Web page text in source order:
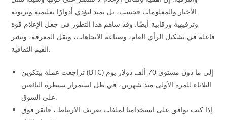
الأخبار والمعلومات فحسب، بل تمتد لتؤدي أدوارًا تعليمية وتربوية
وترفيهية ورقابية أيضًا. وقد ساهم هذا التطور في جعل الإعلام قوة
فاعلة في تشكيل الرأي العام، وصناعة الاتجاهات، ونقل المعرفة، ونشر
القيم الثقافية.
تراجعت عملة بيتكوين (BTC) إلى ما دون مستوى 70 ألف دولار يوم
الثلاثاء للمرة الأولى منذ شهرين، في ظل استمرار سيطرة البائعين
على السوق.
إذا كنت توافق على استخدامنا لملفات تعريف الارتباط ، فانقر فوق